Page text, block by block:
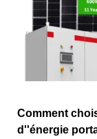
Comment
d''énergie